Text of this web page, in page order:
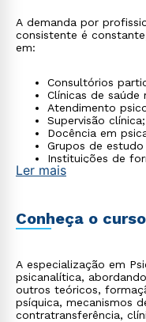
A demanda por
consistente é
em:
Consultórios
Clínicas de saúde
Atendimento
Supervisão clínica;
Docência em
Grupos de
Instituições de
Ler mais
Conheça o curso
A especialização em
psicanalítica,
outros teóricos,
psíquica, mecanismos
contratransferência,